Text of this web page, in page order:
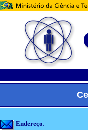
Endereço: